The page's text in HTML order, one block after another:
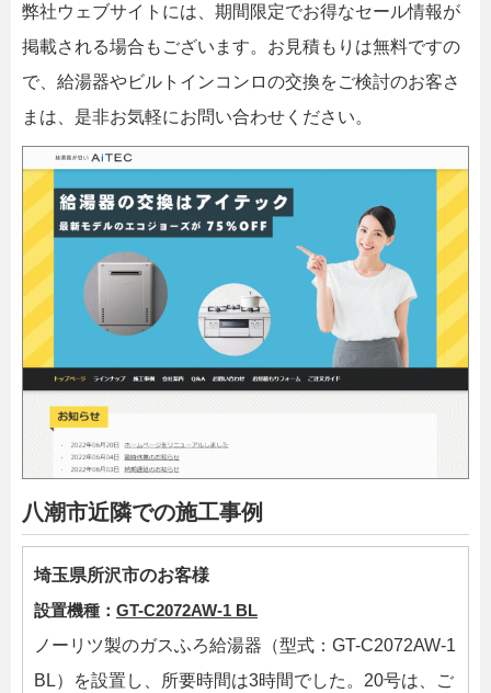
弊社ウェブサイトには、期間限定でお得なセール情報が
掲載される場合もございます。お見積もりは無料ですの
で、給湯器やビルトインコンロの交換をご検討のお客さ
まは、是非お気軽にお問い合わせください。
八潮市近隣での施工事例
埼玉県所沢市のお客様
設置機種： GT-C2072AW-1 BL
ノーリツ製のガスふろ給湯器（型式：GT-C2072AW-1
BL）を設置し、所要時間は3時間でした。20号は、ご